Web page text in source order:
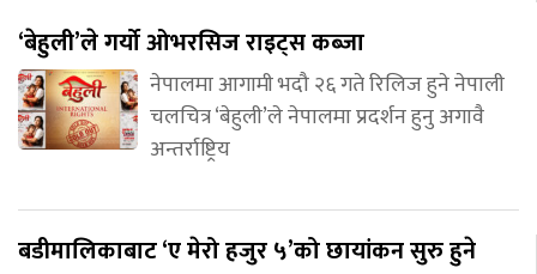
‘बेहुली’ले गर्यो ओभरसिज राइट्स कब्जा
नेपालमा आगामी भदौ २६ गते रिलिज हुने नेपाली
चलचित्र ‘बेहुली’ले नेपालमा प्रदर्शन हुनु अगावै
अन्तर्राष्ट्रिय
बडीमालिकाबाट ‘ए मेरो हजुर ५’को छायांकन सुरु हुने